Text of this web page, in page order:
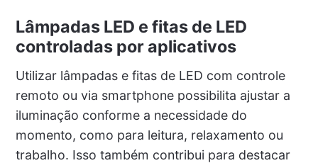
Lâmpadas LED e fitas de LED
controladas por aplicativos
Utilizar lâmpadas e fitas de LED com controle
remoto ou via smartphone possibilita ajustar a
iluminação conforme a necessidade do
momento, como para leitura, relaxamento ou
trabalho. Isso também contribui para destacar